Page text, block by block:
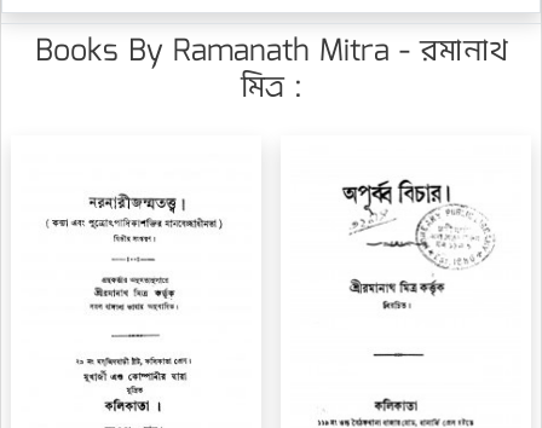
Books By Ramanath Mitra - রমানাথ
মিত্র :